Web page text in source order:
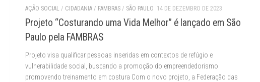
AÇÃO SOCIAL / CIDADANIA / FAMBRAS / SÃO PAULO 14 DE DEZEMBRO DE 2023
Projeto “Costurando uma Vida Melhor” é lançado em São
Paulo pela FAMBRAS
Projeto visa qualificar pessoas inseridas em contextos de refúgio e
vulnerabilidade social, buscando a promoção do empreendedorismo
promovendo treinamento em costura Com o novo projeto, a Federação das